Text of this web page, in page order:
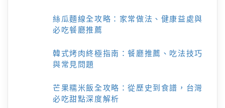
絲瓜麵線全攻略：家常做法、健康益處與
必吃餐廳推薦
韓式烤肉終極指南：餐廳推薦、吃法技巧
與常見問題
芒果糯米飯全攻略：從歷史到食譜，台灣
必吃甜點深度解析